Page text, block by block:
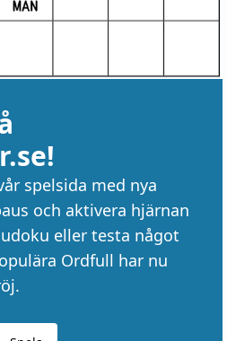
spelsida med nya
och aktivera hjärnan
eller testa något
Ordfull har nu